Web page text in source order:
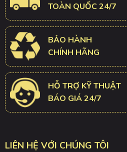
TOÀN QUỐC 24/7
BẢO HÀNH
CHÍNH HÃNG
HỖ TRỢ KỸ THUẬT
BÁO GIÁ 24/7
LIÊN HỆ VỚI CHÚNG TÔI